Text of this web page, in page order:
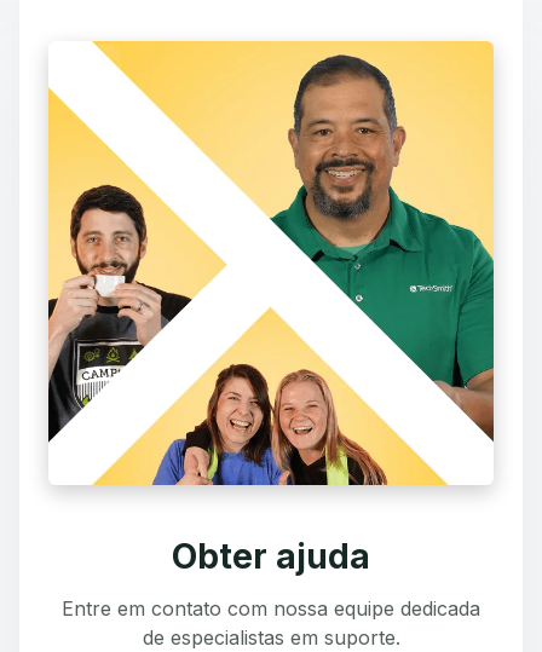
Obter ajuda
Entre em contato com nossa equipe dedicada
de especialistas em suporte.